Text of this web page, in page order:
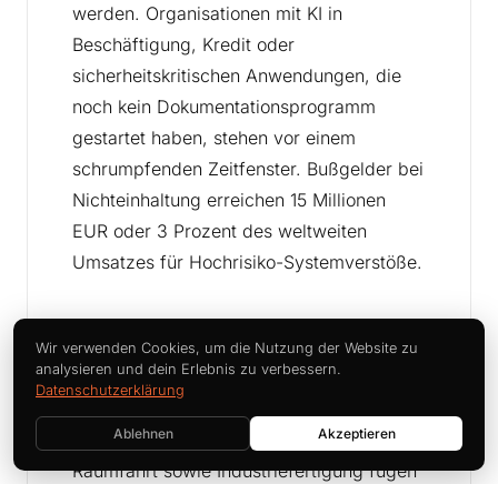
werden. Organisationen mit KI in
Beschäftigung, Kredit oder
sicherheitskritischen Anwendungen, die
noch kein Dokumentationsprogramm
gestartet haben, stehen vor einem
schrumpfenden Zeitfenster. Bußgelder bei
Nichteinhaltung erreichen 15 Millionen
EUR oder 3 Prozent des weltweiten
Umsatzes für Hochrisiko-Systemverstöße.
Supply-Chain-KI-Compliance-
Anforderungen weiten sich aus
OEM-Kunden in Automobil, Luft- und
Raumfahrt sowie Industriefertigung fügen
Wir verwenden Cookies, um die Nutzung der Website zu
analysieren und dein Erlebnis zu verbessern.
Datenschutzerklärung
Ablehnen Akzeptieren